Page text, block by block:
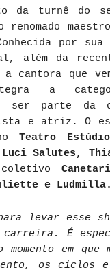
da turnê do
por sua
além da
cantora que
a
parte da
e atriz. O
Teatro Estúdio
Luci Salutes,
coletivo
e Ludmilla.
para levar esse
É
momento em
os ciclos e